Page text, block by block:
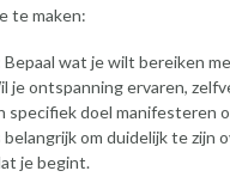
te maken:
Bepaal wat je wilt bereiken
je ontspanning ervaren,
specifiek doel manifesteren
om duidelijk te zijn
je begint.